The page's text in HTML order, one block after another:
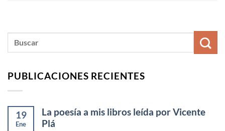
PUBLICACIONES RECIENTES
19
Ene
La poesía a mis libros leída por Vicente
Plá